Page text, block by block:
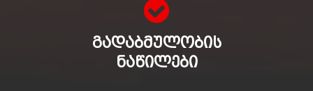
ᲒᲐᲓᲐᲑᲛᲣᲚᲝᲑᲘᲡ
ᲜᲐᲬᲘᲚᲔᲑᲘ